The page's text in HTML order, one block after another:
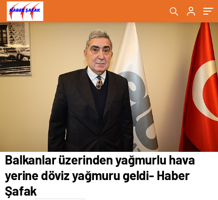
Balkanlar üzerinden yağmurlu hava
yerine döviz yağmuru geldi- Haber
Şafak